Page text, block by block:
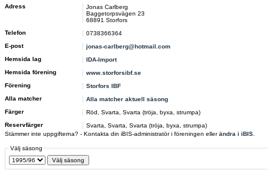
Adress
Jonas Carlberg
Baggetorpsvägen 23
68891 Storfors
Telefon
0738366364
E-post
jonas-carlberg@hotmail.com
Hemsida lag
IDA-Import
Hemsida förening
www.storforsibf.se
Förening
Storfors IBF
Alla matcher
Alla matcher aktuell säsong
Färger
Röd, Svarta, Svarta (tröja, byxa, strumpa)
Reservfärger
Svarta, Svarta, Svarta (tröja, byxa, strumpa)
Stämmer inte uppgifterna? - Kontakta din iBIS-administratör i föreningen ellerändra i iBIS
Välj säsong